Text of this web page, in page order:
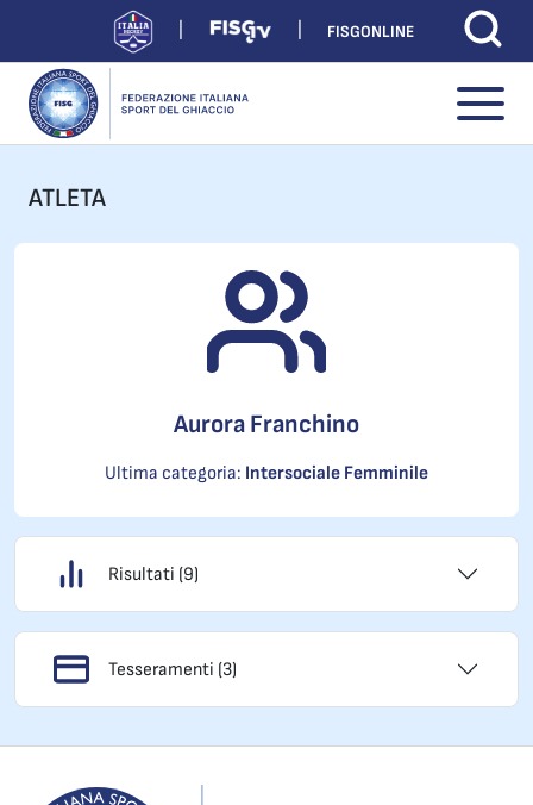
FISGONLINE
ATLETA
Aurora Franchino
Ultima categoria: Intersociale Femminile
Risultati (9)
Tesseramenti (3)